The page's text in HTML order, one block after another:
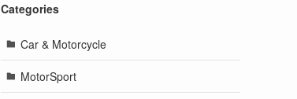
Categories
Car & Motorcycle
MotorSport